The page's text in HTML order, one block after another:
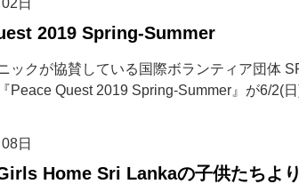
日
2019 Spring-Summer
ックが協賛している国際ボランティア団体
Peace Quest 2019 Spring-Summer』が6/2(
日
Home Sri Lankaの子供たちより